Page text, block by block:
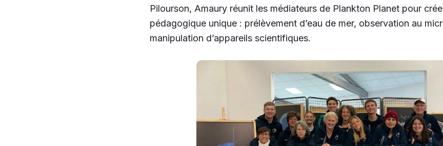
Pilourson, Amaury réunit les médiateurs de Plankton Planet pour
pédagogique unique : prélèvement d’eau de mer, observation au
manipulation d’appareils scientifiques.